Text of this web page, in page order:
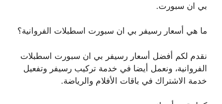
بي ان سبورت.
ما هي أسعار رسيفر بي ان سبورت اسطبلات الفروانية؟
نقدم لكم أفضل أسعار رسيفر بي ان سبورت اسطبلات
الفروانية، ونعمل أيضا في خدمة تركيب رسيفر وتفعيل
خدمة الاشتراك في باقات الأفلام والرياضة.